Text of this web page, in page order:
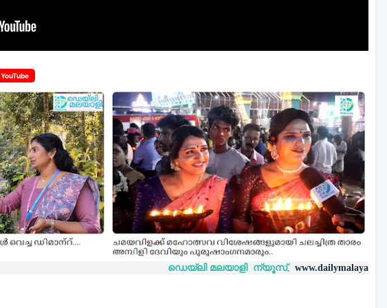
YouTube
ഡെയ്‌ലി മലയാളി ന്യൂസ്, www.dailymalayaly.com വാർത്തകൾ